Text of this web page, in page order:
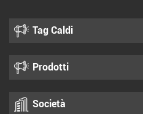
Tag Caldi
Prodotti
Società